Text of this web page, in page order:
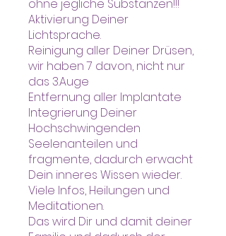
ohne jegliche Substanzen!!!
Aktivierung Deiner
Lichtsprache.
Reinigung aller Deiner Drüsen,
wir haben 7 davon, nicht nur
das 3.Auge
Entfernung aller Implantate
Integrierung Deiner
Hochschwingenden
Seelenanteilen und
fragmente, dadurch erwacht
Dein inneres Wissen wieder.
Viele Infos, Heilungen und
Meditationen.
Das wird Dir und damit deiner